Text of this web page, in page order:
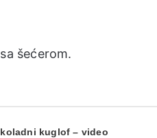
šećerom.
kuglof – video